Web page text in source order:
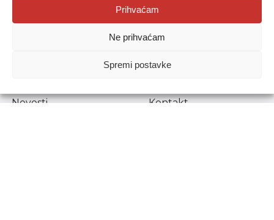
Prihvaćam
Ne prihvaćam
Spremi postavke
Agencija za odgoj i obrazovanje
Donje Svetice 38, 10000 Zagreb
1778129
Prenošenje sadržaja dopušteno je uz navođenje izvora.
Novosti
Kontakt